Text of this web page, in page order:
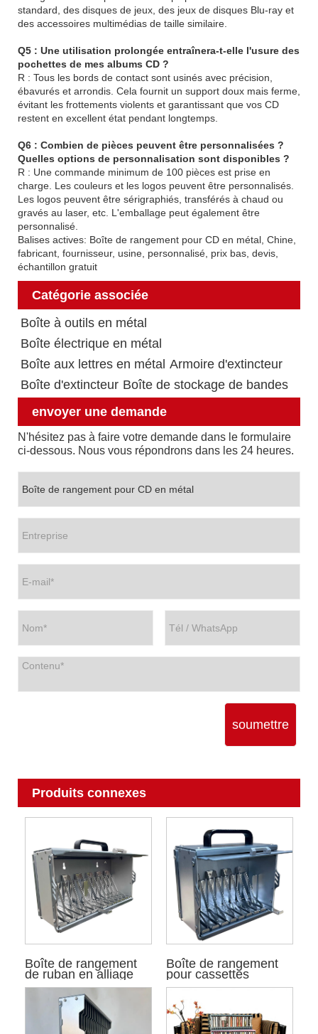
standard, des disques de jeux, des jeux de disques Blu-ray et
des accessoires multimédias de taille similaire.
Q5 : Une utilisation prolongée entraînera-t-elle l'usure des
pochettes de mes albums CD ?
R : Tous les bords de contact sont usinés avec précision,
ébavurés et arrondis. Cela fournit un support doux mais ferme,
évitant les frottements violents et garantissant que vos CD
restent en excellent état pendant longtemps.
Q6 : Combien de pièces peuvent être personnalisées ?
Quelles options de personnalisation sont disponibles ?
R : Une commande minimum de 100 pièces est prise en
charge. Les couleurs et les logos peuvent être personnalisés.
Les logos peuvent être sérigraphiés, transférés à chaud ou
gravés au laser, etc. L'emballage peut également être
personnalisé.
Balises actives: Boîte de rangement pour CD en métal, Chine,
fabricant, fournisseur, usine, personnalisé, prix bas, devis,
échantillon gratuit
Catégorie associée
Boîte à outils en métal
Boîte électrique en métal
Boîte aux lettres en métal Armoire d'extincteur
Boîte d'extincteur Boîte de stockage de bandes
envoyer une demande
N'hésitez pas à faire votre demande dans le formulaire
ci-dessous. Nous vous répondrons dans les 24 heures.
soumettre
Produits connexes
Boîte de rangement
de ruban en alliage
d'aluminium
Boîte de rangement
pour cassettes